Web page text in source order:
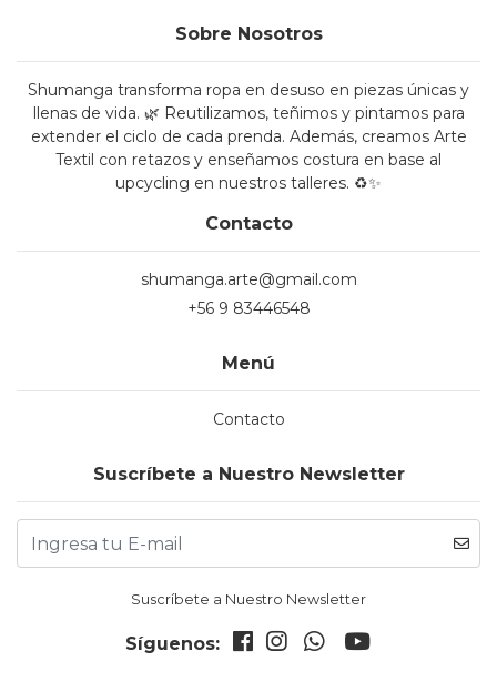
Sobre Nosotros
Shumanga transforma ropa en desuso en piezas únicas y
llenas de vida. 🌿 Reutilizamos, teñimos y pintamos para
extender el ciclo de cada prenda. Además, creamos Arte
Textil con retazos y enseñamos costura en base al
upcycling en nuestros talleres. ♻️✨
Contacto
shumanga.arte@gmail.com
+56 9 83446548
Menú
Contacto
Suscríbete a Nuestro Newsletter
Suscríbete a Nuestro Newsletter
Síguenos: